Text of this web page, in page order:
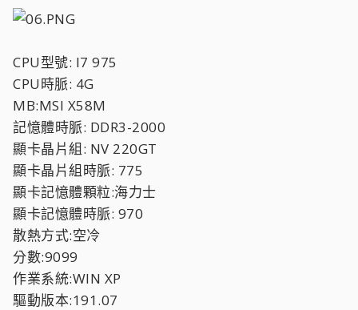
CPU型號: I7 975
CPU時脈: 4G
MB:MSI X58M
記憶體時脈: DDR3-2000
顯卡晶片組: NV 220GT
顯卡晶片組時脈: 775
顯卡記憶體顆粒:海力士
顯卡記憶體時脈: 970
散熱方式:空冷
分數:9099
作業系統:WIN XP
驅動版本:191.07